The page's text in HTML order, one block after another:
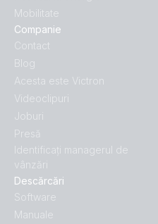
Descărcări
Software
Manuale
Mobilitate
Companie
Contact
Blog
Acesta este Victron
Videoclipuri
Joburi
Presă
Identificați managerul de
vânzări